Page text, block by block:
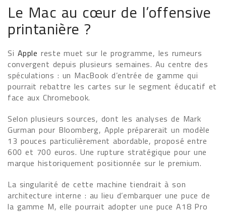
Le Mac au cœur de l’offensive
printanière ?
Si Apple reste muet sur le programme, les rumeurs
convergent depuis plusieurs semaines. Au centre des
spéculations : un MacBook d’entrée de gamme qui
pourrait rebattre les cartes sur le segment éducatif et
face aux Chromebook.
Selon plusieurs sources, dont les analyses de Mark
Gurman pour Bloomberg, Apple préparerait un modèle
13 pouces particulièrement abordable, proposé entre
600 et 700 euros. Une rupture stratégique pour une
marque historiquement positionnée sur le premium.
La singularité de cette machine tiendrait à son
architecture interne : au lieu d’embarquer une puce de
la gamme M, elle pourrait adopter une puce A18 Pro